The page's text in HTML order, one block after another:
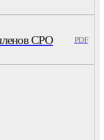
СРО PDF